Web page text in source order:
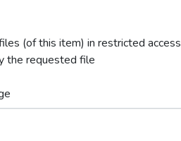
(of this item) in restricted access
the requested file